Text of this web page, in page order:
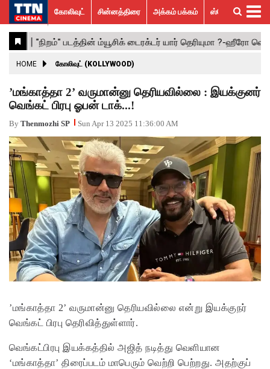
கோலிவுட்
சின்னத்திரை
பாலிவுட்
ஹாலிவுட்
அக்கம்
பக்கம்
ஸ்பெஷல்
ஸ்டோரீஸ்
விமர்சனம்
GALLERY
ACTRESS
ACTORS
MOVIESTILLS
EVENTS
VIDEOS
What’s
Hot
Trending
News
கோலிவுட் சின்னத்திரை அக்கம் பக்கம் ஸ்பெஷல் ஸ்டோரீஸ்
HOME கோலிவுட் (KOLLYWOOD)
’மங்காத்தா 2’ வருமான்னு தெரியவில்லை : இயக்குனர்
வெங்கட் பிரபு ஓபன் டாக்...!
By Thenmozhi SP Sun Apr 13 2025 11:36:00 AM
’மங்காத்தா 2’ வருமான்னு தெரியவில்லை என்று இயக்குநர்
வெங்கட் பிரபு தெரிவித்துள்ளார்.
வெங்கட்பிரபு இயக்கத்தில் அஜித் நடித்து வெளியான
‘மங்காத்தா’ திரைப்படம் மாபெரும் வெற்றி பெற்றது. அதற்குப்